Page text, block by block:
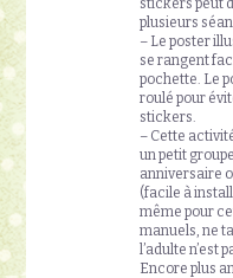
plusieurs
– Le poster
se rangent
pochette. Le
roulé pour
stickers.
– Cette
un petit
anniversaire
(facile à
même pour
manuels, ne
l’adulte n’est
Encore plus